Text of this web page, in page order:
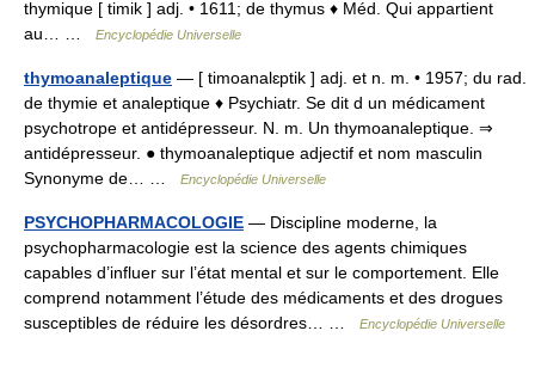
thymique [ timik ] adj. • 1611; de thymus ♦ Méd. Qui appartient
au… …
Encyclopédie Universelle
thymoanaleptique — [ timoanalɛptik ] adj. et n. m. • 1957; du rad.
de thymie et analeptique ♦ Psychiatr. Se dit d un médicament
psychotrope et antidépresseur. N. m. Un thymoanaleptique. ⇒
antidépresseur. ● thymoanaleptique adjectif et nom masculin
Synonyme de… …
Encyclopédie Universelle
PSYCHOPHARMACOLOGIE — Discipline moderne, la
psychopharmacologie est la science des agents chimiques
capables d’influer sur l’état mental et sur le comportement. Elle
comprend notamment l’étude des médicaments et des drogues
susceptibles de réduire les désordres… …
Encyclopédie Universelle